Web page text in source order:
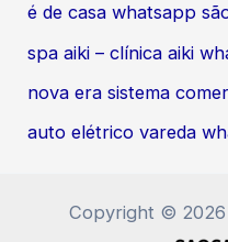
é de casa whatsapp
spa aiki – clínica aiki
nova era sistema
auto elétrico vareda
Copyright © 2026